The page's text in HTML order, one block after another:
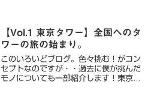
【Vol.1 東京タワー】全国へのタ
ワーの旅の始まり。
このいろいどブログ。色々挑む！がコン
セプトなのですが・・過去に僕が挑んだ
モノについても一部紹介します！東京タ